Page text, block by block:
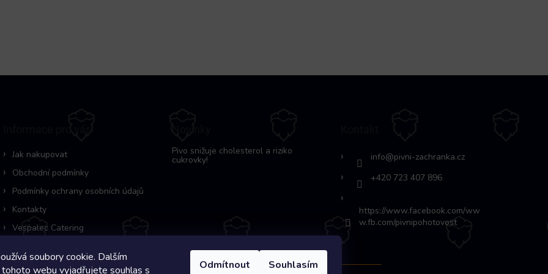
soubory cookie. Dalším
tohoto webu vyjadřujete souhlas s
Odmítnout Souhlasím
Jak nakupovat
Obchodní podmínky
Podmínky ochrany osobních údajů
Kontakty
Vespalec Catering
Pivo snižuje cholesterol a riziko
cukrovky! info@pivni-zachranka.cz
+420 723 407 896
https://www.facebook.com/ww
w.fb.com/pivnipohotovost